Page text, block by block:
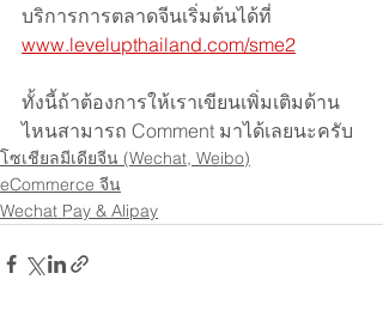
บริการการตลาดจีนเริ่มต้นได้ที่
www.levelupthailand.com/sme2
ทั้งนี้ถ้าต้องการให้เราเขียนเพิ่มเติมด้าน
ไหนสามารถ Comment มาได้เลยนะครับ
โซเชียลมีเดียจีน (Wechat, Weibo)
eCommerce จีน
Wechat Pay & Alipay